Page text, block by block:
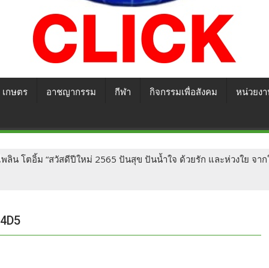
เกษตร อาชญากรรม กีฬา กิจกรรมเพื่อสังคม หน่วยง
พลิน โตอิ้ม “สวัสดีปีใหม่ 2565 ปันสุข ปันน้ำใจ ด้วยรัก และห่วงใย จา